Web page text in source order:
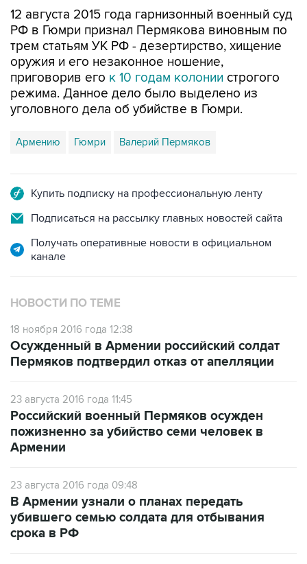
12 августа 2015 года гарнизонный военный суд
РФ в Гюмри признал Пермякова виновным по
трем статьям УК РФ - дезертирство, хищение
оружия и его незаконное ношение,
приговорив его к 10 годам колонии строгого
режима. Данное дело было выделено из
уголовного дела об убийстве в Гюмри.
Армению Гюмри Валерий Пермяков
Купить подписку на профессиональную ленту
Подписаться на рассылку главных новостей сайта
Получать оперативные новости в официальном
канале
НОВОСТИ ПО ТЕМЕ
18 ноября 2016 года 12:38
Осужденный в Армении российский солдат
Пермяков подтвердил отказ от апелляции
23 августа 2016 года 11:45
Российский военный Пермяков осужден
пожизненно за убийство семи человек в
Армении
23 августа 2016 года 09:48
В Армении узнали о планах передать
убившего семью солдата для отбывания
срока в РФ